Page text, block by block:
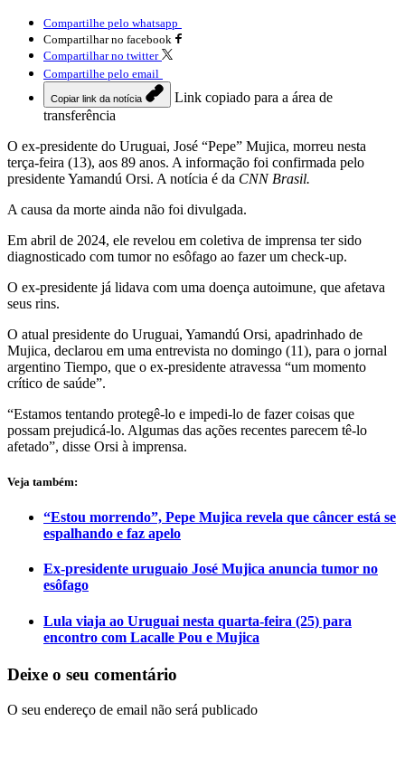
Compartilhe pelo whatsapp
Compartilhar no facebook
Compartilhar no twitter
Compartilhe pelo email
Copiar link da notícia
Link copiado para a área de
transferência
O ex-presidente do Uruguai, José “Pepe” Mujica, morreu nesta
terça-feira (13), aos 89 anos. A informação foi confirmada pelo
presidente Yamandú Orsi. A notícia é da CNN Brasil.
A causa da morte ainda não foi divulgada.
Em abril de 2024, ele revelou em coletiva de imprensa ter sido
diagnosticado com tumor no esôfago ao fazer um check-up.
O ex-presidente já lidava com uma doença autoimune, que afetava
seus rins.
O atual presidente do Uruguai, Yamandú Orsi, apadrinhado de
Mujica, declarou em uma entrevista no domingo (11), para o jornal
argentino Tiempo, que o ex-presidente atravessa “um momento
crítico de saúde”.
“Estamos tentando protegê-lo e impedi-lo de fazer coisas que
possam prejudicá-lo. Algumas das ações recentes parecem tê-lo
afetado”, disse Orsi à imprensa.
Veja também:
“Estou morrendo”, Pepe Mujica revela que câncer está se
espalhando e faz apelo
Ex-presidente uruguaio José Mujica anuncia tumor no
esôfago
Lula viaja ao Uruguai nesta quarta-feira (25) para
encontro com Lacalle Pou e Mujica
Deixe o seu comentário
O seu endereço de email não será publicado